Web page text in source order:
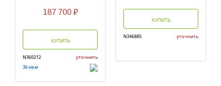
187 700₽
КУПИТЬ
N360212
уточнить
36 кв.м
КУПИТЬ
N346885 уточнить